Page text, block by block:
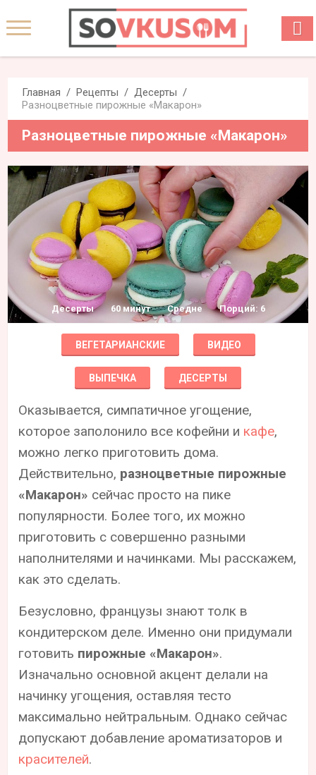
Главная Рецепты
Десерты
Разноцветные пирожные «Макарон»
Разноцветные пирожные «Макарон»
Десерты 60 минут Средне Порций: 6
ВЕГЕТАРИАНСКИЕ ВИДЕО
ВЫПЕЧКА ДЕСЕРТЫ
Оказывается, симпатичное угощение,
которое заполонило все кофейни и кафе,
можно легко приготовить дома.
Действительно, разноцветные пирожные
«Макарон» сейчас просто на пике
популярности. Более того, их можно
приготовить с совершенно разными
наполнителями и начинками. Мы расскажем,
как это сделать.
Безусловно, французы знают толк в
кондитерском деле. Именно они придумали
готовить пирожные «Макарон».
Изначально основной акцент делали на
начинку угощения, оставляя тесто
максимально нейтральным. Однако сейчас
допускают добавление ароматизаторов и
красителей.